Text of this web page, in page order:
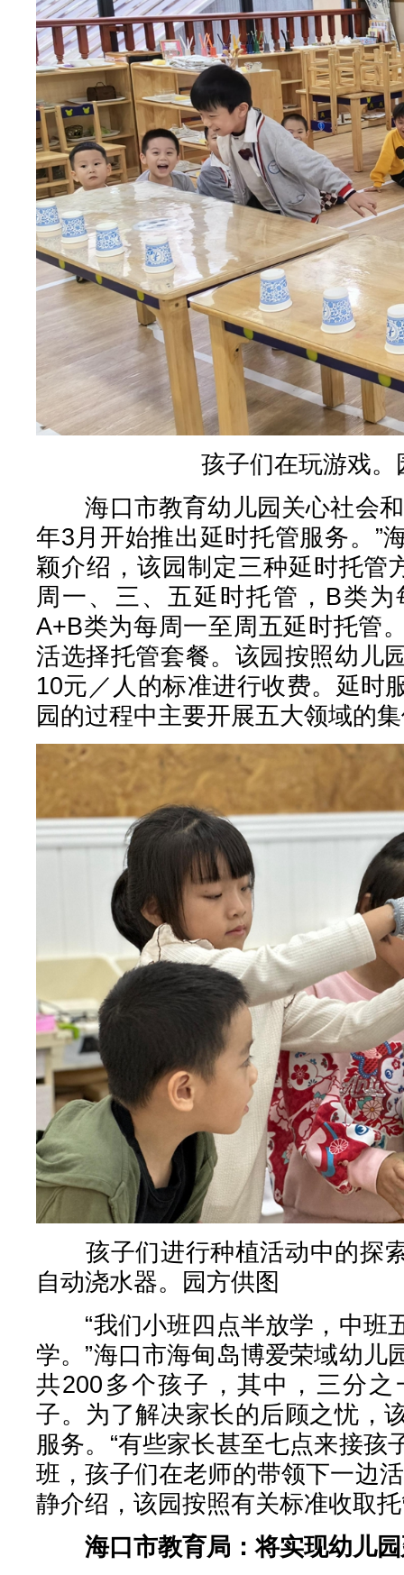
孩子们在玩游戏。
海口市教育幼儿园关心社会和
年3月开始推出延时托管服务。”
颖介绍，该园制定三种延时托管
周一、三、五延时托管，B类
A+B类为每周一至周五延时托管
活选择托管套餐。该园按照幼儿
10元／人的标准进行收费。延时
园的过程中主要开展五大领域的
孩子们进行种植活动中的探
自动浇水器。园方供图
“我们小班四点半放学，中班
学。”海口市海甸岛博爱荣域幼儿
共200多个孩子，其中，三分
子。为了解决家长的后顾之忧，
服务。“有些家长甚至七点来接孩
班，孩子们在老师的带领下一边
静介绍，该园按照有关标准收取
海口市教育局：将实现幼儿